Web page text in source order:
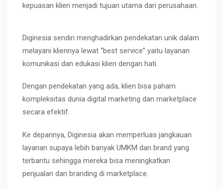
kepuasan klien menjadi tujuan utama dari perusahaan.
Diginesia sendiri menghadirkan pendekatan unik dalam
melayani kliennya lewat “best service” yaitu layanan
komunikasi dan edukasi klien dengan hati.
Dengan pendekatan yang ada, klien bisa paham
kompleksitas dunia digital marketing dan marketplace
secara efektif.
Ke depannya, Diginesia akan memperluas jangkauan
layanan supaya lebih banyak UMKM dan brand yang
terbantu sehingga mereka bisa meningkatkan
penjualan dan branding di marketplace.